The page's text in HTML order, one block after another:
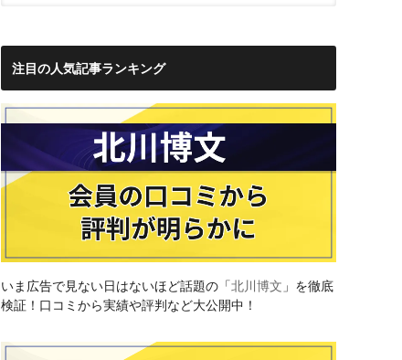
注目の人気記事ランキング
いま広告で見ない日はないほど話題の「北川博文 」を徹底
検証！口コミから実績や評判など大公開中！